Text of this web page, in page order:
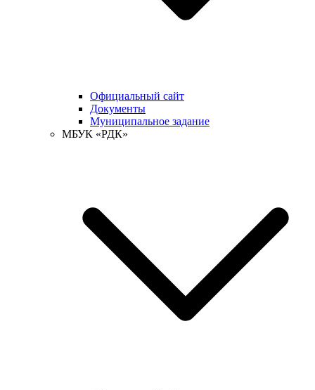
Официальный сайт
Документы
Муниципальное задание
МБУК «РДК»